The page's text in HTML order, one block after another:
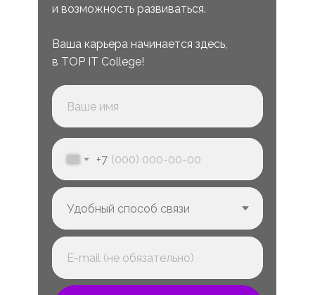
и возможность развиваться.
Ваша карьера начинается здесь,
в TOP IT College!
+7